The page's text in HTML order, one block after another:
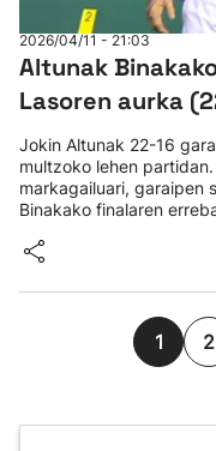
2026/04/11 - 21:03
Altunak
Lasoren aurka
Jokin Altunak 22-16
multzoko lehen
markagailuari, garaipen
Binakako finalaren
1 2